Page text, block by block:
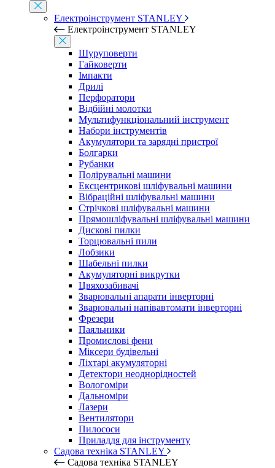
Електроінструмент STANLEY
Електроінструмент STANLEY
Шуруповерти
Гайковерти
Імпакти
Дрилі
Перфоратори
Відбійні молотки
Мультифункціональний інструмент
Набори інструментів
Акумулятори та зарядні пристрої
Болгарки
Рубанки
Полірувальні машини
Ексцентрикові шліфувальні машини
Вібраційні шліфувальні машини
Стрічкові шліфувальні машини
Прямошліфувальні шліфувальні машини
Дискові пилки
Торцювальні пили
Лобзики
Шабельні пилки
Акумуляторні викрутки
Цвяхозабивачі
Зварювальні апарати інверторні
Зварювальні напівавтомати інверторні
Фрезери
Паяльники
Промислові фени
Міксери будівельні
Ліхтарі акумуляторні
Детектори неоднорідностей
Вологоміри
Дальноміри
Лазери
Вентилятори
Пилососи
Приладдя для інструменту
Садова техніка STANLEY
Садова техніка STANLEY